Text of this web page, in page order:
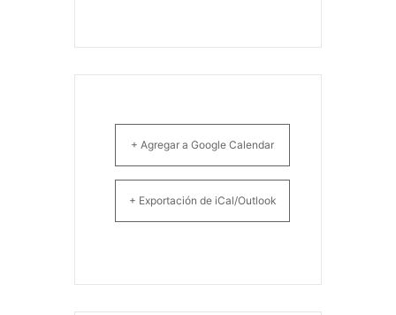
+ Agregar a Google Calendar
+ Exportación de iCal/Outlook